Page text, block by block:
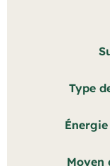
Type
Moyen